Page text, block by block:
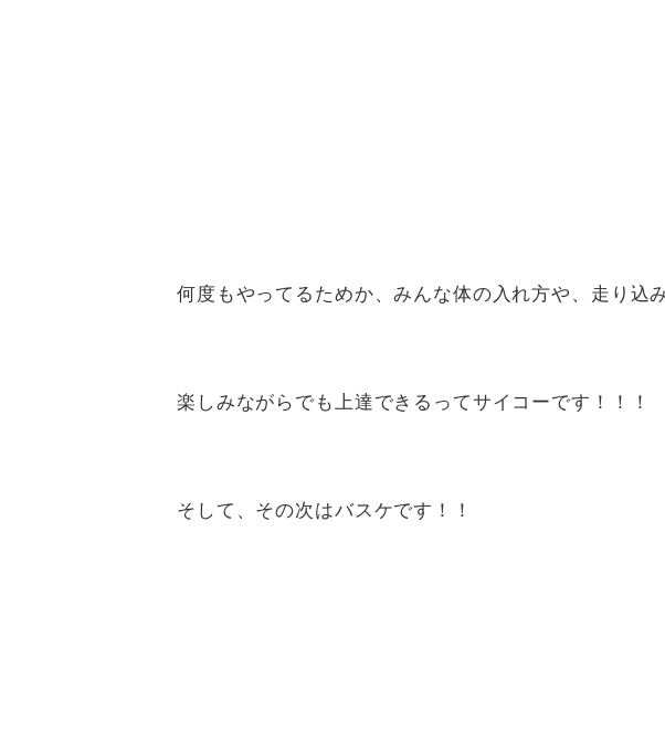
何度もやってるためか、みんな体の入れ方や、走り込
楽しみながらでも上達できるってサイコーです！！！
そして、その次はバスケです！！